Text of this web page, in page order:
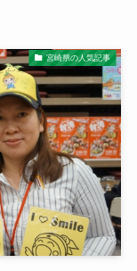
宮崎県の人気記事